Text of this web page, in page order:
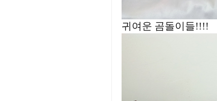
귀여운 곰돌이들!!!!